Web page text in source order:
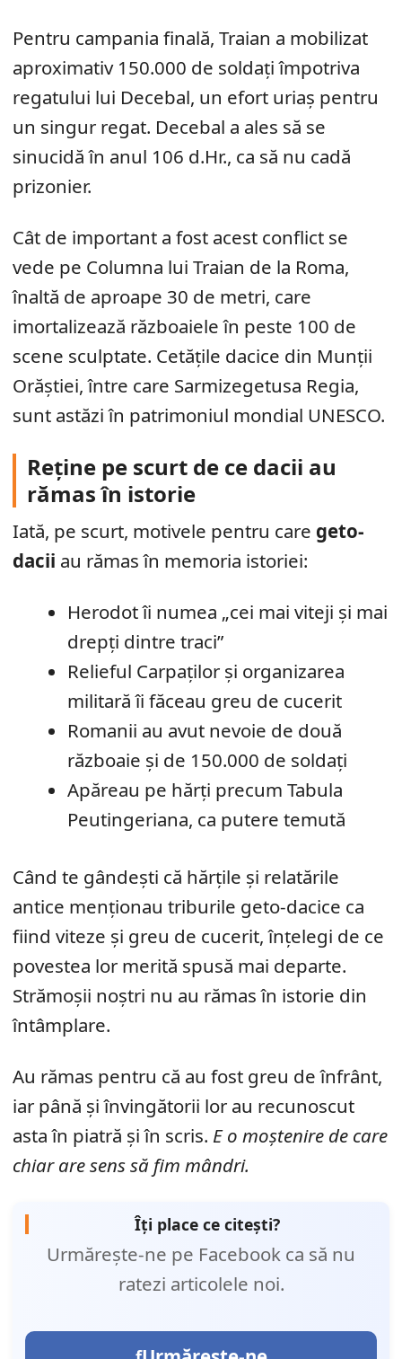
Pentru campania finală, Traian a mobilizat
aproximativ 150.000 de soldați împotriva
regatului lui Decebal, un efort uriaș pentru
un singur regat. Decebal a ales să se
sinucidă în anul 106 d.Hr., ca să nu cadă
prizonier.
Cât de important a fost acest conflict se
vede pe Columna lui Traian de la Roma,
înaltă de aproape 30 de metri, care
imortalizează războaiele în peste 100 de
scene sculptate. Cetățile dacice din Munții
Orăștiei, între care Sarmizegetusa Regia,
sunt astăzi în patrimoniul mondial UNESCO.
Reține pe scurt de ce dacii au
rămas în istorie
Iată, pe scurt, motivele pentru care geto-
dacii au rămas în memoria istoriei:
Herodot îi numea „cei mai viteji și mai
drepți dintre traci”
Relieful Carpaților și organizarea
militară îi făceau greu de cucerit
Romanii au avut nevoie de două
războaie și de 150.000 de soldați
Apăreau pe hărți precum Tabula
Peutingeriana, ca putere temută
Când te gândești că hărțile și relatările
antice menționau triburile geto-dacice ca
fiind viteze și greu de cucerit, înțelegi de ce
povestea lor merită spusă mai departe.
Strămoșii noștri nu au rămas în istorie din
întâmplare.
Au rămas pentru că au fost greu de înfrânt,
iar până și învingătorii lor au recunoscut
asta în piatră și în scris. E o moștenire de care
chiar are sens să fim mândri.
Îți place ce citești?
Urmărește-ne pe Facebook ca să nu
ratezi articolele noi.